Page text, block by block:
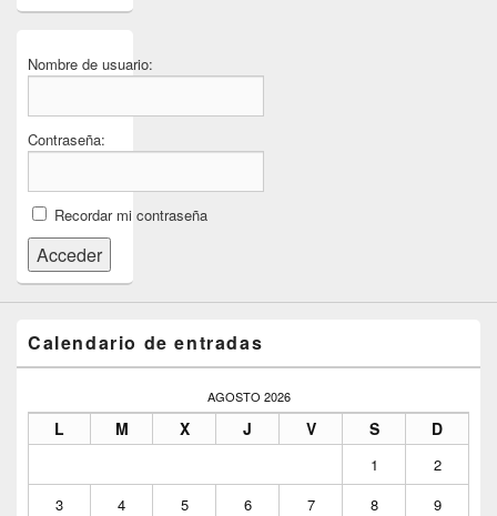
Nombre de usuario:
Contraseña:
Recordar mi contraseña
Acceder
Calendario de entradas
AGOSTO 2026
L M X J V S D
1
2
3
4 5 6 7 8
9